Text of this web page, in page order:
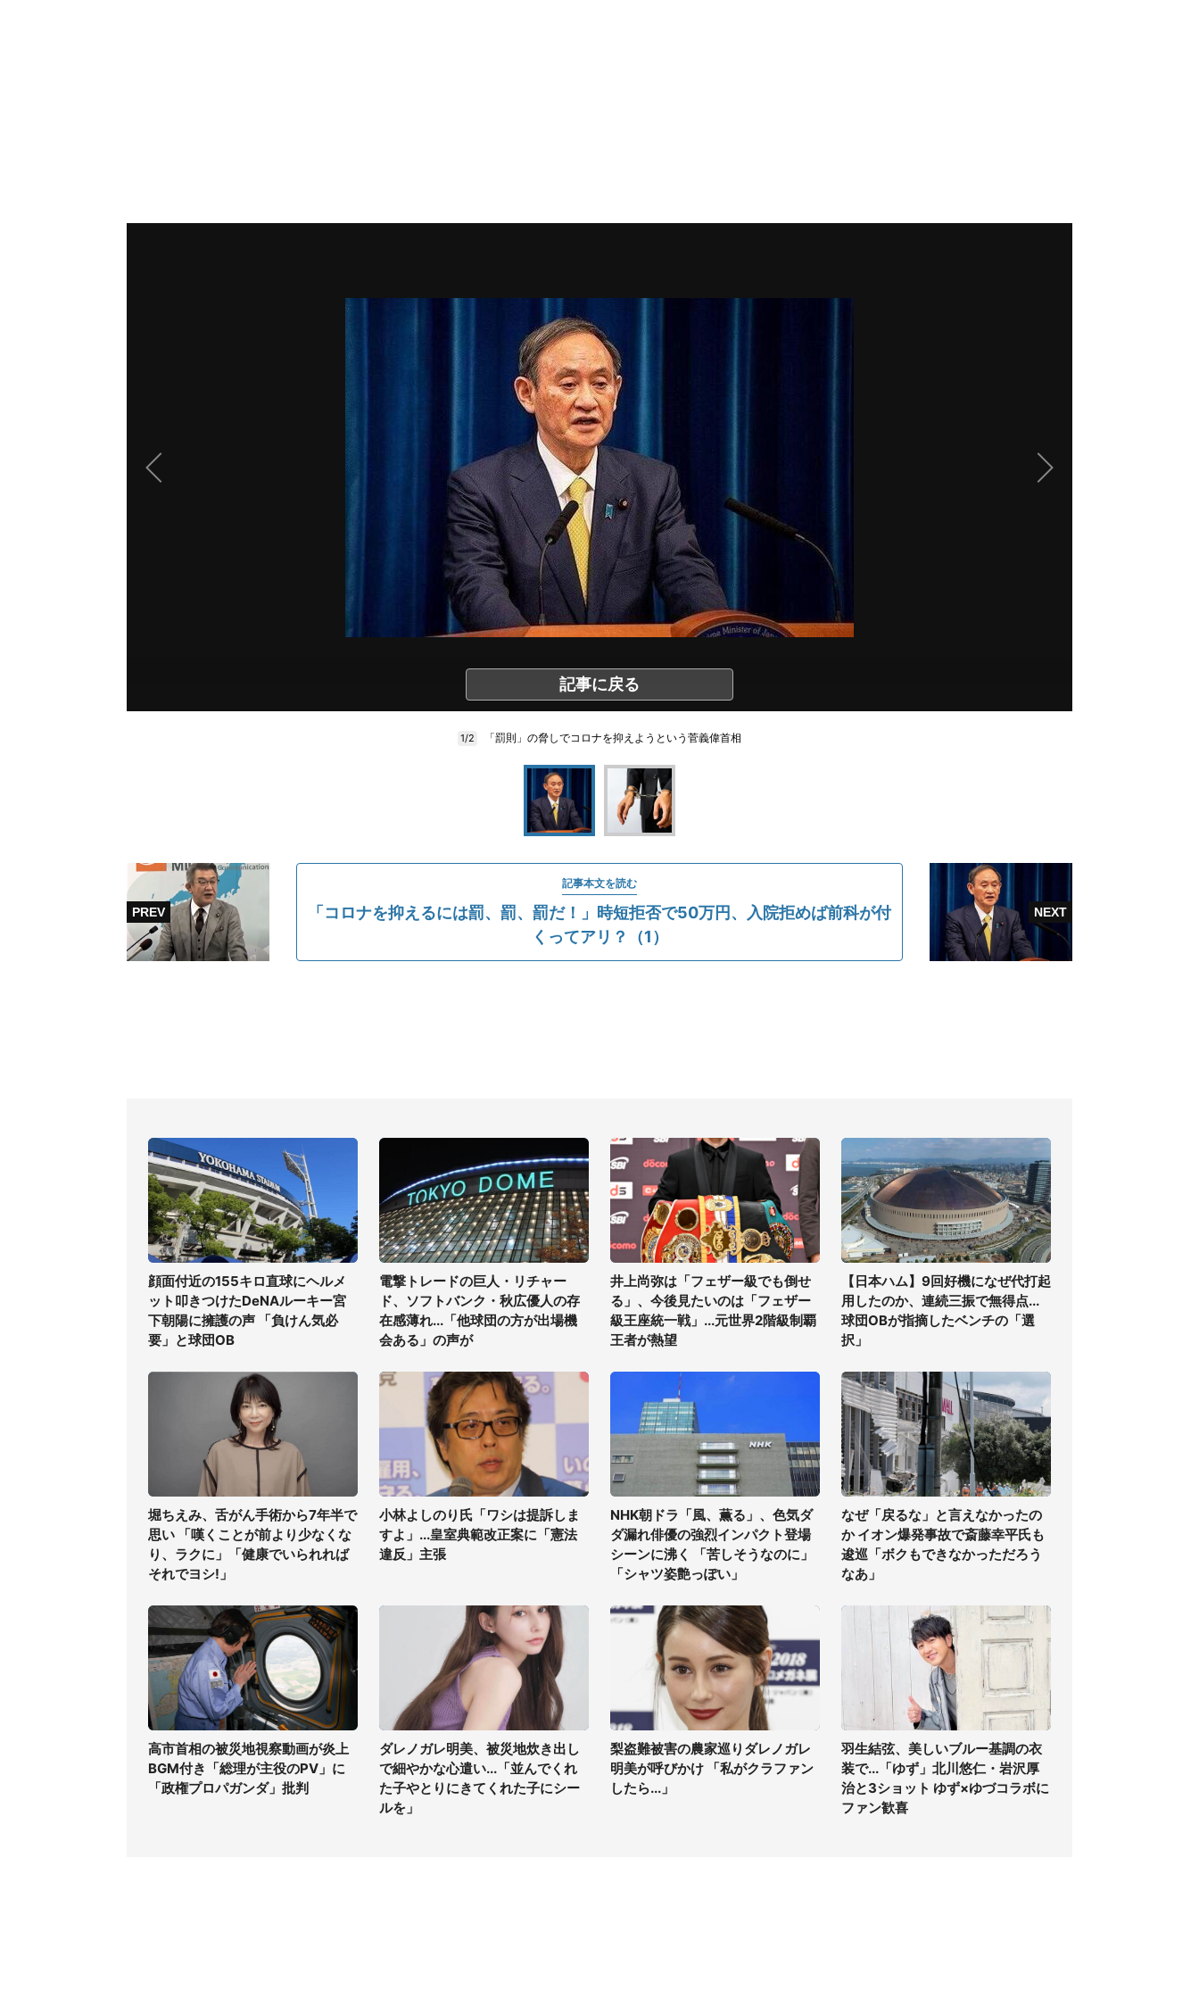
記事に戻る
1/2 「罰則」の脅しでコロナを抑えようという菅義偉首相
記事本文を読む
「コロナを抑えるには罰、罰、罰だ！」時短拒否で50万円、入院拒めば前科が付
くってアリ？（1）
顔面付近の155キロ直球にヘルメ
ット叩きつけたDeNAルーキー宮
下朝陽に擁護の声 「負けん気必
要」と球団OB
電撃トレードの巨人・リチャー
ド、ソフトバンク・秋広優人の存
在感薄れ...「他球団の方が出場機
会ある」の声が
井上尚弥は「フェザー級でも倒せ
る」、今後見たいのは「フェザー
級王座統一戦」...元世界2階級制覇
王者が熱望
【日本ハム】9回好機になぜ代打起
用したのか、連続三振で無得点...
球団OBが指摘したベンチの「選
択」
堀ちえみ、舌がん手術から7年半で
思い 「嘆くことが前より少なくな
り、ラクに」「健康でいられれば
それでヨシ!」
小林よしのり氏「ワシは提訴しま
すよ」...皇室典範改正案に「憲法
違反」主張
NHK朝ドラ「風、薫る」、色気ダ
ダ漏れ俳優の強烈インパクト登場
シーンに沸く 「苦しそうなのに」
「シャツ姿艶っぽい」
なぜ「戻るな」と言えなかったの
か イオン爆発事故で斎藤幸平氏も
逡巡「ボクもできなかっただろう
なあ」
高市首相の被災地視察動画が炎上
BGM付き「総理が主役のPV」に
「政権プロパガンダ」批判
ダレノガレ明美、被災地炊き出し
で細やかな心遣い...「並んでくれ
た子やとりにきてくれた子にシー
ルを」
梨盗難被害の農家巡りダレノガレ
明美が呼びかけ 「私がクラファン
したら...」
羽生結弦、美しいブルー基調の衣
装で...「ゆず」北川悠仁・岩沢厚
治と3ショット ゆず×ゆづコラボに
ファン歓喜